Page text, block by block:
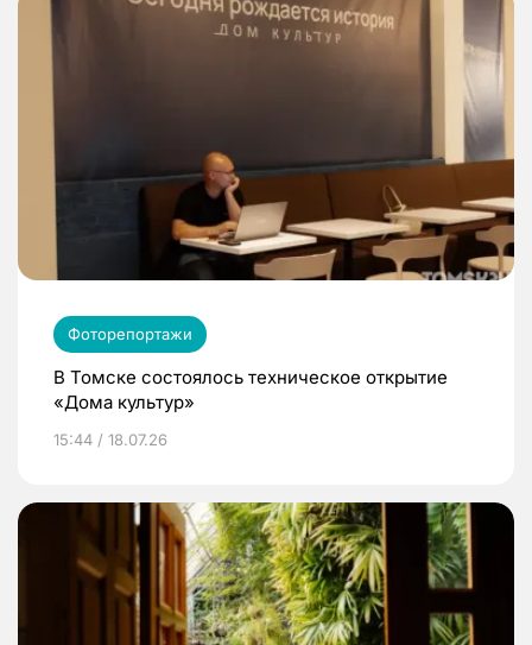
Фоторепортажи
В Томске состоялось техническое открытие
«Дома культур»
15:44 / 18.07.26